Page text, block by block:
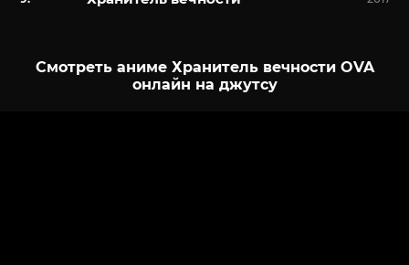
Смотреть аниме Хранитель вечности OVA
онлайн на джутсу